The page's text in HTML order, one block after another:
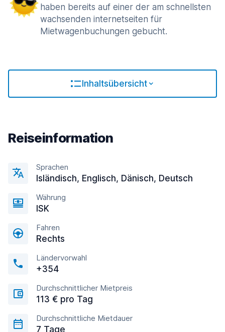
haben bereits auf einer der am schnellsten
wachsenden internetseiten für
Mietwagenbuchungen gebucht.
Inhaltsübersicht
Reiseinformation
Sprachen
Isländisch, Englisсh, Dänisch, Deutsch
Währung
ISK
Fahren
Rechts
Ländervorwahl
+354
Durchschnittlicher Mietpreis
113 € pro Tag
Durchschnittliche Mietdauer
7 Tage